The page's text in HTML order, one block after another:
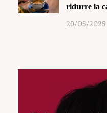
ridurre la
29/05/2025